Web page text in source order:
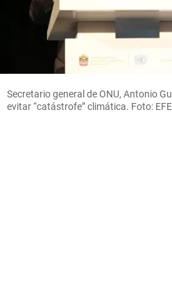
Secretario general de ONU, Antonio
evitar “catástrofe” climática. Foto: EFE